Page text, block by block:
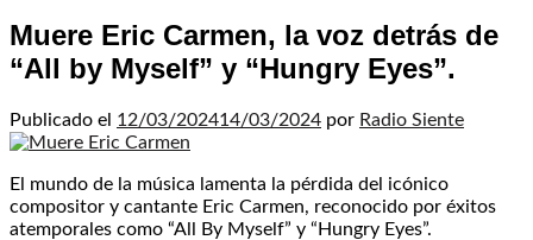
Muere Eric Carmen, la voz detrás de
“All by Myself” y “Hungry Eyes”.
Publicado el 12/03/202414/03/2024 por Radio Siente
El mundo de la música lamenta la pérdida del icónico
compositor y cantante Eric Carmen, reconocido por éxitos
atemporales como “All By Myself” y “Hungry Eyes”.